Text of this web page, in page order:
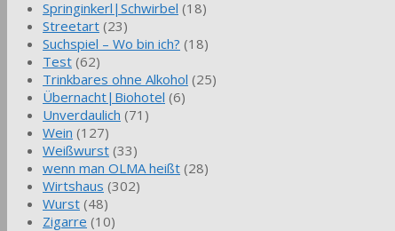
Springinkerl|Schwirbel (18)
Streetart (23)
Suchspiel – Wo bin ich? (18)
Test (62)
Trinkbares ohne Alkohol (25)
Übernacht|Biohotel (6)
Unverdaulich (71)
Wein (127)
Weißwurst (33)
wenn man OLMA heißt (28)
Wirtshaus (302)
Wurst (48)
Zigarre (10)